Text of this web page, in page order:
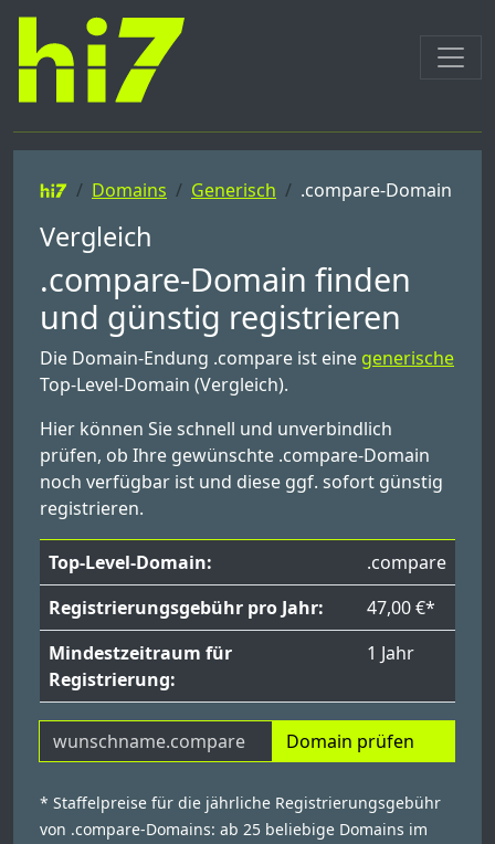
Domains Generisch .compare-Domain
Vergleich
.compare-Domain finden
und günstig registrieren
Die Domain-Endung .compare ist eine generische
Top-Level-Domain (Vergleich).
Hier können Sie schnell und unverbindlich
prüfen, ob Ihre gewünschte .compare-Domain
noch verfügbar ist und diese ggf. sofort günstig
registrieren.
Top-Level-Domain:
.compare
Registrierungsgebühr pro Jahr:
47,00 €*
Mindestzeitraum für
Registrierung:
1 Jahr
Domain prüfen
* Staffelpreise für die jährliche Registrierungsgebühr
von .compare-Domains: ab 25 beliebige Domains im